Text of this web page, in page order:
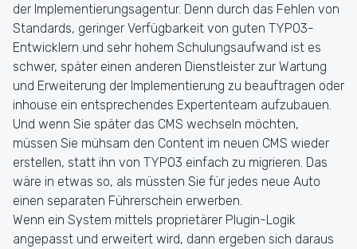
der Implementierungsagentur. Denn durch das Fehlen von
Standards, geringer Verfügbarkeit von guten TYPO3-
Entwicklern und sehr hohem Schulungsaufwand ist es
schwer, später einen anderen Dienstleister zur Wartung
und Erweiterung der Implementierung zu beauftragen oder
inhouse ein entsprechendes Expertenteam aufzubauen.
Und wenn Sie später das CMS wechseln möchten,
müssen Sie mühsam den Content im neuen CMS wieder
erstellen, statt ihn von TYPO3 einfach zu migrieren. Das
wäre in etwas so, als müssten Sie für jedes neue Auto
einen separaten Führerschein erwerben.
Wenn ein System mittels proprietärer Plugin-Logik
angepasst und erweitert wird, dann ergeben sich daraus